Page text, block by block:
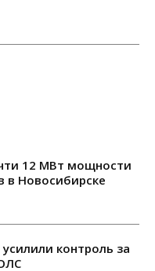
12 МВт мощности
в Новосибирске
контроль за